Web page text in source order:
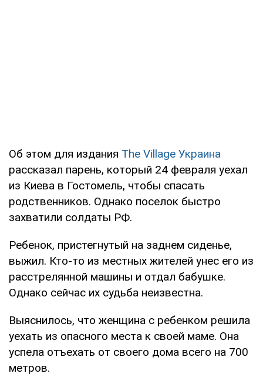
Об этом для издания The Village Украина
рассказал парень, который 24 февраля уехал
из Киева в Гостомель, чтобы спасать
родственников. Однако поселок быстро
захватили солдаты РФ.
Ребенок, пристегнутый на заднем сиденье,
выжил. Кто-то из местных жителей унес его из
расстрелянной машины и отдал бабушке.
Однако сейчас их судьба неизвестна.
Выяснилось, что женщина с ребенком решила
уехать из опасного места к своей маме. Она
успела отъехать от своего дома всего на 700
метров.